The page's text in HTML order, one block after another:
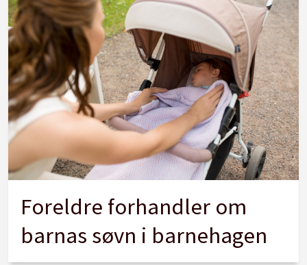
Foreldre forhandler om
barnas søvn i barnehagen